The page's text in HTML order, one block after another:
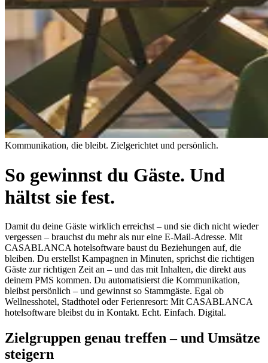
Kommunikation, die bleibt. Zielgerichtet und persönlich.
So gewinnst du Gäste. Und
hältst sie fest.
Damit du deine Gäste wirklich erreichst – und sie dich nicht wieder
vergessen – brauchst du mehr als nur eine E-Mail-Adresse. Mit
CASABLANCA hotelsoftware baust du Beziehungen auf, die
bleiben. Du erstellst Kampagnen in Minuten, sprichst die richtigen
Gäste zur richtigen Zeit an – und das mit Inhalten, die direkt aus
deinem PMS kommen. Du automatisierst die Kommunikation,
bleibst persönlich – und gewinnst so Stammgäste. Egal ob
Wellnesshotel, Stadthotel oder Ferienresort: Mit CASABLANCA
hotelsoftware bleibst du in Kontakt. Echt. Einfach. Digital.
Zielgruppen genau treffen – und Umsätze
steigern